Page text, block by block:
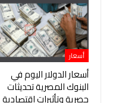
أسعار
أسعار الدولار اليوم في
البنوك المصرية تحديثات
حصرية وتأثيرات اقتصادية